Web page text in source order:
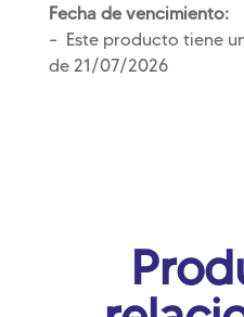
Fecha de vencimiento:
– Este producto tiene
de 21/07/2026